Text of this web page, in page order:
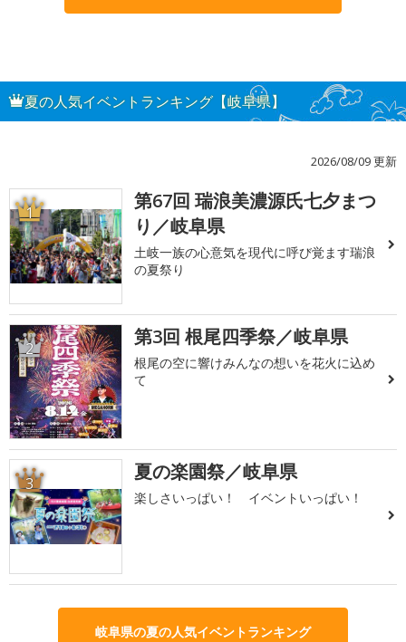
夏の人気イベントランキング【岐阜県】
2026/08/09 更新
1
第67回 瑞浪美濃源氏七夕まつ
り／岐阜県
土岐一族の心意気を現代に呼び覚ます瑞浪
の夏祭り
2 第3回 根尾四季祭／岐阜県
根尾の空に響けみんなの想いを花火に込め
て
3 夏の楽園祭／岐阜県
楽しさいっぱい！ イベントいっぱい！
岐阜県の夏の人気イベントランキング